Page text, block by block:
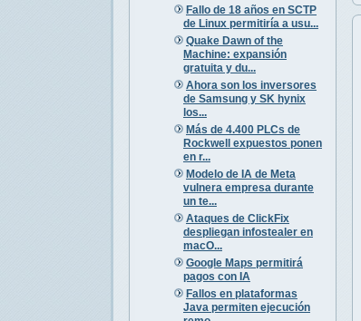
Fallo de 18 años en SCTP
de Linux permitiría a usu...
Quake Dawn of the
Machine: expansión
gratuita y du...
Ahora son los inversores
de Samsung y SK hynix
los...
Más de 4.400 PLCs de
Rockwell expuestos ponen
en r...
Modelo de IA de Meta
vulnera empresa durante
un te...
Ataques de ClickFix
despliegan infostealer en
macO...
Google Maps permitirá
pagos con IA
Fallos en plataformas
Java permiten ejecución